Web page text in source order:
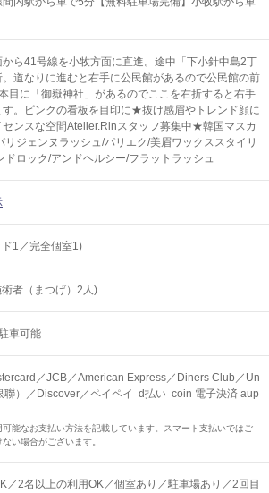
ら41号線を小牧方面に直進。途中「下小針中島2丁
。道なりに進むと右手に公民館があるので公民館の前
目に「御嶽神社」があるのでここを右折すると右手
す。ピンクの看板を目印に★抜け感眉やトレンド顔に
センスな空間Atelier.Rinスタッフ募集中★韓国マスカ
リジェンヌラッシュ/パリエク/美眉ワックススタイリ
ドロック/アンドヘルシー/フラットラッシュ
1／完全個室1)
者（まつげ）2人)
車可能
／JCB／American Express／Diners Club／Un
聯）／Discover／ペイペイ d払い coin 電子決済 aup
能なお支払い方法を記載しています。スマート支払いではご
い場合がございます。
／2名以上の利用OK／個室あり／駐車場あり／2回目